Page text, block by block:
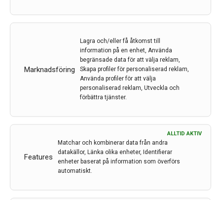
Marknadsföring
Lagra och/eller få åtkomst till
information på en enhet, Använda
begränsade data för att välja reklam,
Skapa profiler för personaliserad reklam,
Använda profiler för att välja
personaliserad reklam, Utveckla och
förbättra tjänster.
Features
ALLTID AKTIV
Matchar och kombinerar data från andra
datakällor, Länka olika enheter, Identifierar
enheter baserat på information som överförs
automatiskt.
En del läkare är nu rädda för en tsunami av nya
patienter som vill testa sig. Andra som redan har fått
diagnosen kommer att kräva att få den nya
bromsmedicinen.
Så vad kommer att hända? Och hur påverkar det
patienter med tidig Alzheimer?
För er som inte deltog kan man nu ta del av innehållet
och dialogen genom den nya podden. Och vi får även
lära oss om det senaste inom Alzheimer forskningen.